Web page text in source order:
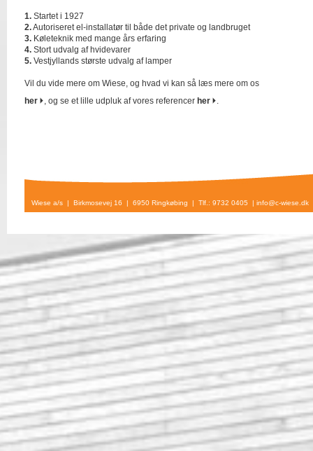
1. Startet i 1927
2.Autoriseret el-installatør til både det private og landbruget
3. Køleteknik med mange års erfaring
4. Stort udvalg af hvidevarer
5. Vestjyllands største udvalg af lamper
Vil du vide mere om Wiese, og hvad vi kan så læs mere om os
her
, og se et lille udpluk af vores referencer her .
Wiese a/s | Birkmosevej 16 | 6950 Ringkøbing | Tlf.: 9732 0405 | info@c-wiese.dk